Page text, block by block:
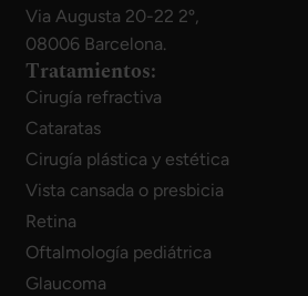
Via Augusta 20-22 2º,
08006 Barcelona.
Tratamientos:
Cirugía refractiva
Cataratas
Cirugía plástica y estética
Vista cansada o presbicia
Retina
Oftalmología pediátrica
Glaucoma